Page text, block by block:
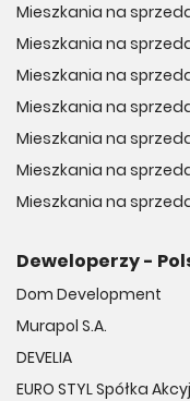
Mieszkania na
Mieszkania na
Mieszkania na
Mieszkania na
Mieszkania na
Mieszkania na
Mieszkania na
Deweloperzy -
Dom Development
Murapol S.A.
DEVELIA
EURO STYL Spółka